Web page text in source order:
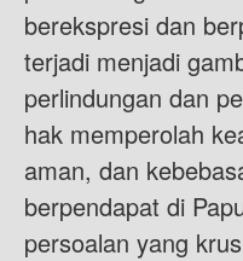
berekspresi dan
terjadi menjadi
perlindungan dan
hak memperolah
aman, dan
berpendapat di
persoalan yang